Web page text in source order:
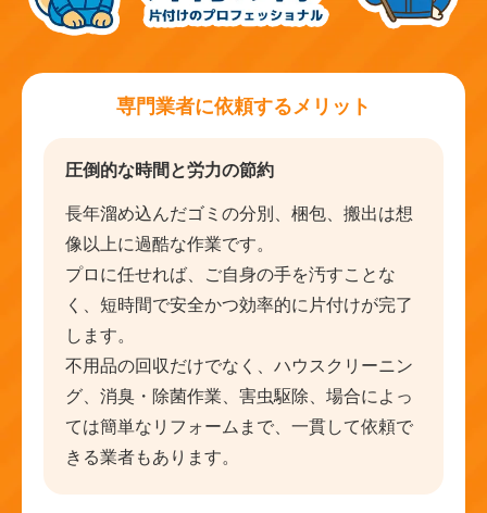
専門業者に依頼するメリット
圧倒的な時間と労力の節約
長年溜め込んだゴミの分別、梱包、搬出は想
像以上に過酷な作業です。
プロに任せれば、ご自身の手を汚すことな
く、短時間で安全かつ効率的に片付けが完了
します。
不用品の回収だけでなく、ハウスクリーニン
グ、消臭・除菌作業、害虫駆除、場合によっ
ては簡単なリフォームまで、一貫して依頼で
きる業者もあります。